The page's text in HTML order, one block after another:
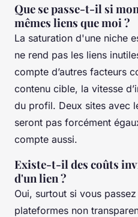
Que se passe-t-il si
mêmes liens que moi ?
La saturation d'une niche
ne rend pas les liens
compte d’autres facteurs
contenu cible, la vitesse
du profil. Deux sites avec
seront pas forcément
compte aussi.
Existe-t-il des coûts
d'un lien ?
Oui, surtout si vous
plateformes non